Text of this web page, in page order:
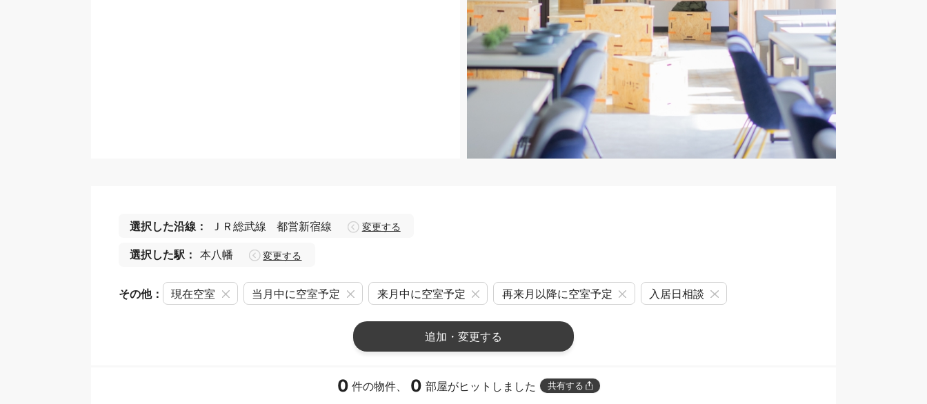
選択した沿線： ＪＲ総武線 都営新宿線 変更する
選択した駅： 本八幡 変更する
その他： 現在空室 当月中に空室予定 来月中に空室予定 再来月以降に空室予定 入居日相談
追加・変更する
0 件の物件、 0 部屋がヒットしました 共有する